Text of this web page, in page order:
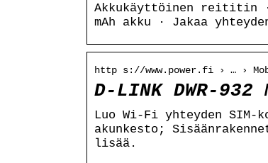
Akkukäyttöinen reititin
mAh akku · Jakaa
http s://www.power.fi › … ›
D-LINK DWR-
Luo Wi-Fi yhteyden
akunkesto;
lisää.